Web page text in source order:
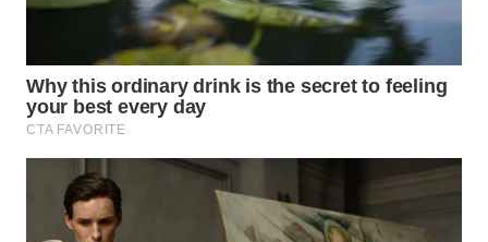
NET
WAHANA
SPORT
UMKM
WAHANA